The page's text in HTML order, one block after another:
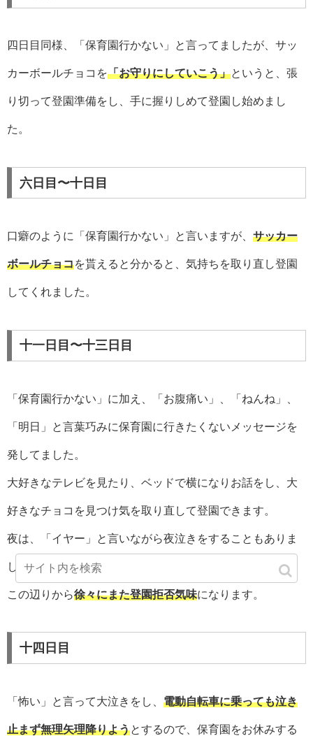
四日目同様、「保育園行かない」と言ってましたが、サッ
カーボールチョコを「お守りにしていこう」というと、張
り切って登園準備をし、手に握りしめて登園し始めまし
た。
六日目〜十日目
口癖のように「保育園行かない」と言いますが、 サッカー
ボールチョコを貰えると分かると、気持ちを取り直し登園
してくれました。
十一日目〜十三日目
「保育園行かない」に加え、「お腹痛い」、「ねんね」、
「明日」と言葉巧みに保育園に行きたくないメッセージを
発してました。
大好きなテレビを見たり、ベッドで横になりお話をし、大
好きなチョコを見つけ気を取り直して登園できます。
夜は、「イヤー」と言いながら夜泣きをすることもありま
した。
この辺りから徐々にまた登園拒否気味になります。
十四日目
「怖い」と言って大泣きをし、 電動自転車に乗っても泣き
止まず無理矢理降りようとするので、保育園をお休みする